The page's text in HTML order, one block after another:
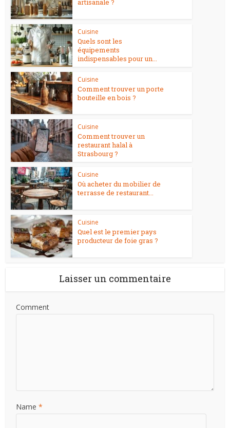
artisanale ?
Cuisine
Quels sont les
équipements
indispensables pour un...
Cuisine
Comment trouver un porte
bouteille en bois ?
Cuisine
Comment trouver un
restaurant halal à
Strasbourg ?
Cuisine
Où acheter du mobilier de
terrasse de restaurant...
Cuisine
Quel est le premier pays
producteur de foie gras ?
Laisser un commentaire
Comment
Name *